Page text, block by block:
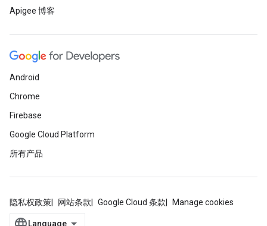
Apigee 博客
Android
Chrome
Firebase
Google Cloud Platform
所有产品
隐私权政策 网站条款 Google Cloud 条款 Manage cookies